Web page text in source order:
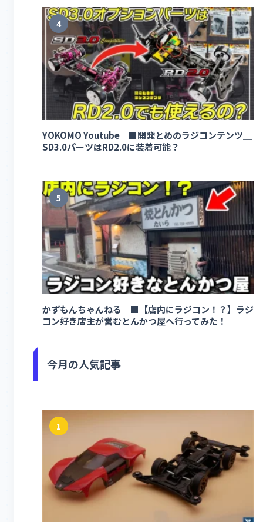
4
YOKOMO Youtube ■開発とめのラジコンテンツ＿
SD3.0パーツはRD2.0に装着可能？
5
かずもんちゃんねる ■【店内にラジコン！？】ラジ
コン好き店主が営むとんかつ屋へ行ってみた！
今月の人気記事
1